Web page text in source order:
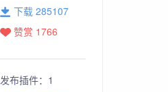
下载 285107
赞赏 1766
发布插件： 1